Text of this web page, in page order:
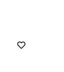
offre la